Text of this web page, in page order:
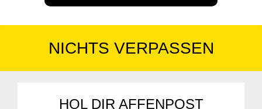
NICHTS VERPASSEN
HOL DIR AFFENPOST